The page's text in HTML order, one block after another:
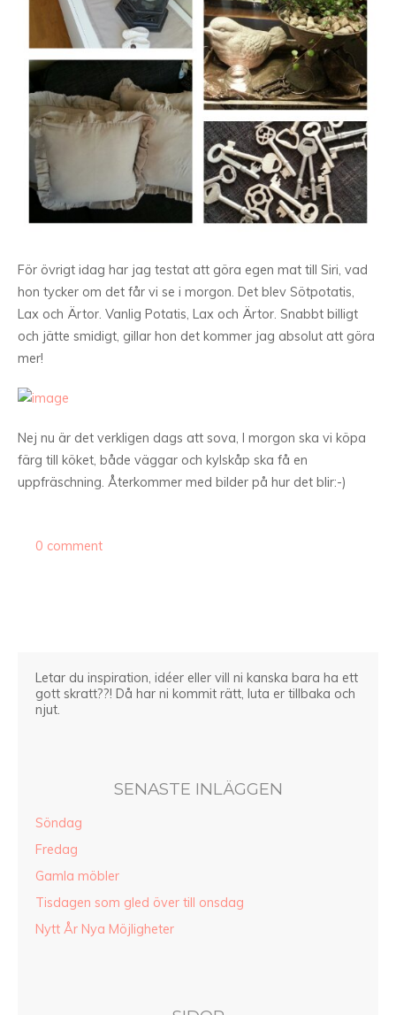
För övrigt idag har jag testat att göra egen mat till Siri, vad
hon tycker om det får vi se i morgon. Det blev Sötpotatis,
Lax och Ärtor. Vanlig Potatis, Lax och Ärtor. Snabbt billigt
och jätte smidigt, gillar hon det kommer jag absolut att göra
mer!
Nej nu är det verkligen dags att sova, I morgon ska vi köpa
färg till köket, både väggar och kylskåp ska få en
uppfräschning. Återkommer med bilder på hur det blir:-)
0 comment
Letar du inspiration, idéer eller vill ni kanska bara ha ett
gott skratt??! Då har ni kommit rätt, luta er tillbaka och
njut.
SENASTE INLÄGGEN
Söndag
Fredag
Gamla möbler
Tisdagen som gled över till onsdag
Nytt År Nya Möjligheter